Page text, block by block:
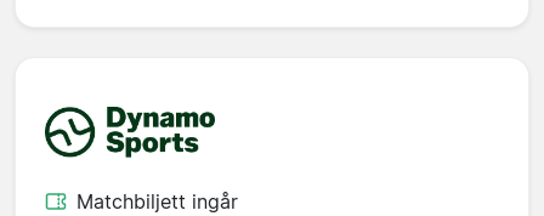
Matchbiljett ingår